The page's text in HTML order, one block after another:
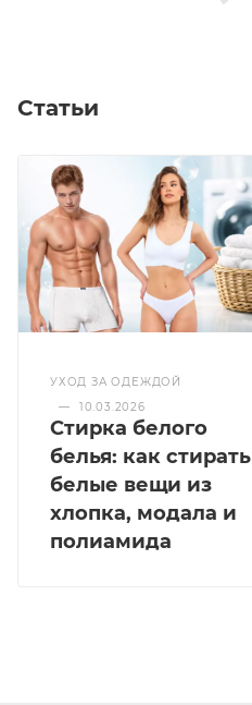
Статьи
УХОД ЗА ОДЕЖДОЙ
—
10.03.2026
Стирка белого
белья: как стирать
белые вещи из
хлопка, модала и
полиамида